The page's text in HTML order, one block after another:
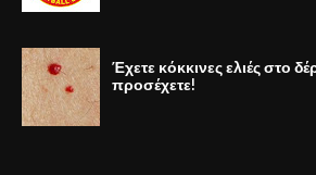
Έχετε κόκκινες ελιές στο
προσέχετε!